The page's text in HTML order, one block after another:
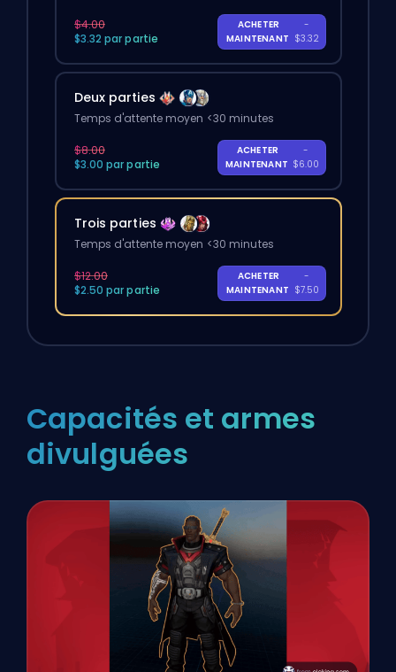
$4.00
$3.32 par partie
ACHETER
MAINTENANT
-
$3.32
Deux parties
Temps d'attente moyen <30 minutes
$8.00
$3.00 par partie
ACHETER
MAINTENANT
-
$6.00
Trois parties
Temps d'attente moyen <30 minutes
$12.00
$2.50 par partie
ACHETER
MAINTENANT
-
$7.50
Capacités et armes
divulguées